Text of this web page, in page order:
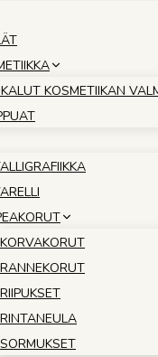
KOSMETIIKAN
KORVAKORUT
RANNEKORUT
RIIPUKSET
RINTANEULA
SORMUKSET